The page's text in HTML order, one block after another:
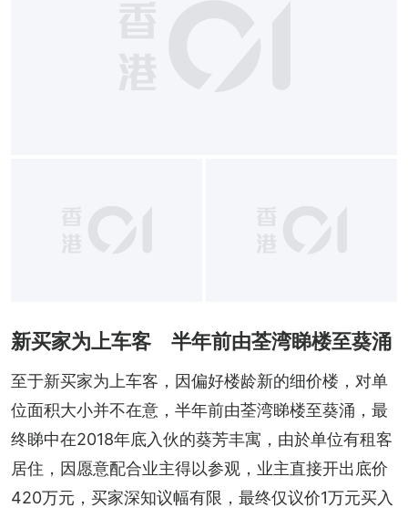
新买家为上车客 半年前由荃湾睇楼至葵涌
至于新买家为上车客，因偏好楼龄新的细价楼，对单
位面积大小并不在意，半年前由荃湾睇楼至葵涌，最
终睇中在2018年底入伙的葵芳丰寓，由於单位有租客
居住，因愿意配合业主得以参观，业主直接开出底价
420万元，买家深知议幅有限，最终仅议价1万元买入